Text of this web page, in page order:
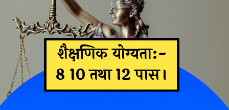
शैक्षणिक योग्यता:-
8 10 तथा 12 पास।